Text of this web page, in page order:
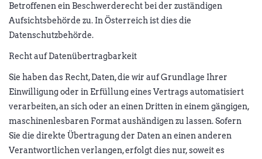
Betroffenen ein Beschwerderecht bei der zuständigen
Aufsichtsbehörde zu. In Österreich ist dies die
Datenschutzbehörde.
Recht auf Datenübertragbarkeit
Sie haben das Recht, Daten, die wir auf Grundlage Ihrer
Einwilligung oder in Erfüllung eines Vertrags automatisiert
verarbeiten, an sich oder an einen Dritten in einem gängigen,
maschinenlesbaren Format aushändigen zu lassen. Sofern
Sie die direkte Übertragung der Daten an einen anderen
Verantwortlichen verlangen, erfolgt dies nur, soweit es